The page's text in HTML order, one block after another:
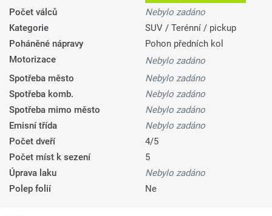
Počet válců
Nebylo zadáno
Kategorie
SUV / Terénní / pickup
Poháněné nápravy
Pohon předních kol
Motorizace
Nebylo zadáno
Spotřeba město
Nebylo zadáno
Spotřeba komb.
Nebylo zadáno
Spotřeba mimo město
Nebylo zadáno
Emisní třída
Nebylo zadáno
Počet dveří
4/5
Počet míst k sezení
5
Úprava laku
Nebylo zadáno
Polep folií
Ne